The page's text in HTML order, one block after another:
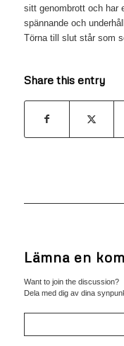
sitt genombrott och har
spännande och
Törna till slut står som
Share this entry
Lämna en
Want to join the discussion?
Dela med dig av dina